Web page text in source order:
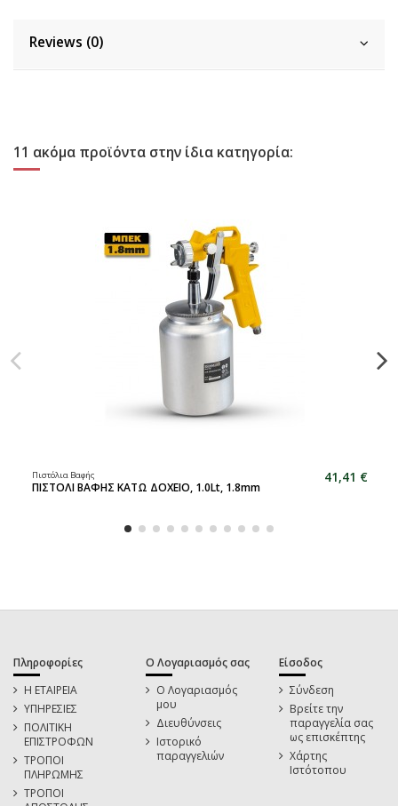
Reviews (0)
11 ακόμα προϊόντα στην ίδια κατηγορία:
Πιστόλια Βαφής
ΠΙΣΤΟΛΙ ΒΑΦΗΣ ΚΑΤΩ ΔΟΧΕΙΟ, 1.0Lt, 1.8mm
41,41 €
Πληροφορίες
Η ΕΤΑΙΡΕΙΑ
ΥΠΗΡΕΣΙΕΣ
ΠΟΛΙΤΙΚΗ
ΕΠΙΣΤΡΟΦΩΝ
ΤΡΟΠΟΙ
ΠΛΗΡΩΜΗΣ
ΤΡΟΠΟΙ
Ο Λογαριασμός σας
Ο Λογαριασμός
μου
Διευθύνσεις
Ιστορικό
παραγγελιών
Είσοδος
Σύνδεση
Βρείτε την
παραγγελία σας
ως επισκέπτης
Χάρτης
Ιστότοπου